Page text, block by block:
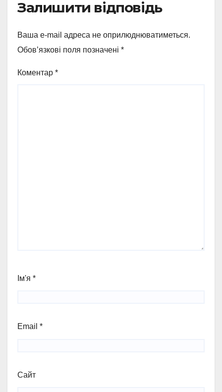
Залишити відповідь
Ваша e-mail адреса не оприлюднюватиметься.
Обов’язкові поля позначені *
Коментар *
Ім'я *
Email *
Сайт